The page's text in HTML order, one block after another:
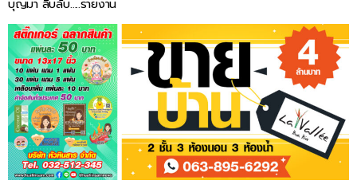
บุญมา ลิบลับ…..รายงาน